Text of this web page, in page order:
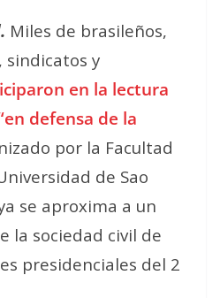
Miles de brasileños,
sindicatos y
en la lectura
defensa de la
por la Facultad
de Sao
se aproxima a un
la sociedad civil de
presidenciales del 2